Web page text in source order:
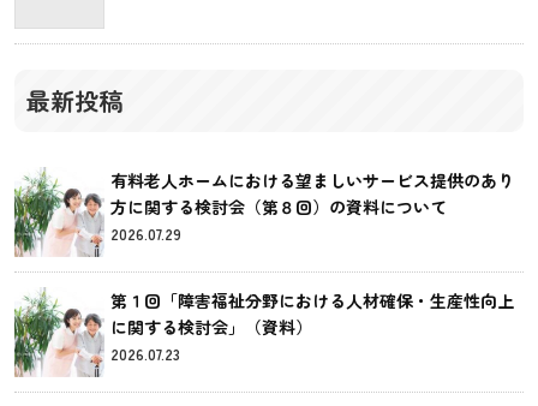
最新投稿
有料老人ホームにおける望ましいサービス提供のあり
方に関する検討会（第８回）の資料について
2026.07.29
第１回「障害福祉分野における人材確保・生産性向上
に関する検討会」（資料）
2026.07.23